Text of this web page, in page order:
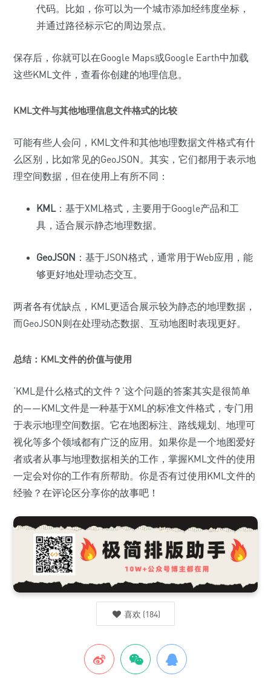
代码。比如，你可以为一个城市添加经纬度坐标，
并通过路径标示它的周边景点。
保存后，你就可以在Google Maps或Google Earth中加载
这些KML文件，查看你创建的地理信息。
KML文件与其他地理信息文件格式的比较
可能有些人会问，KML文件和其他地理数据文件格式有什
么区别，比如常见的GeoJSON。其实，它们都用于表示地
理空间数据，但在使用上有所不同：
KML：基于XML格式，主要用于Google产品和工
具，适合展示静态地理数据。
GeoJSON ：基于JSON格式，通常用于Web应用，能
够更好地处理动态交互。
两者各有优缺点，KML更适合展示较为静态的地理数据，
而GeoJSON则在处理动态数据、互动地图时表现更好。
总结：KML文件的价值与使用
‘KML是什么格式的文件？’这个问题的答案其实是很简单
的——KML文件是一种基于XML的标准文件格式，专门用
于表示地理空间数据。它在地图标注、路线规划、地理可
视化等多个领域都有广泛的应用。如果你是一个地图爱好
者或者从事与地理数据相关的工作，掌握KML文件的使用
一定会对你的工作有所帮助。你是否有过使用KML文件的
经验？在评论区分享你的故事吧！
喜欢 (184)